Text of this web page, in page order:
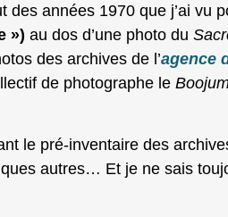
des années 1970 que j’ai vu
») au dos d’une photo du
des archives de l’agence
de photographe le
le pré-inventaire des
autres… Et je ne sais